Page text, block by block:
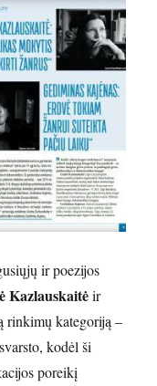
ir poezijos
Kazlauskaitėir
rinkimų kategoriją –
kodėl ši
poreikį